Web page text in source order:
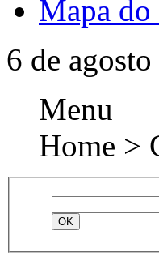
Mapa do
6 de
Menu
Home >